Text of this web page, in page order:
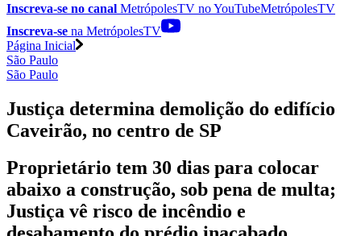
Inscreva-se no canal MetrópolesTV noYouTubeMetrópolesTV
Inscreva-se na MetrópolesTV
Página Inicial
São Paulo
São Paulo
Justiça determina demolição do edifício
Caveirão, no centro de SP
Proprietário tem 30 dias para colocar
abaixo a construção, sob pena de multa;
Justiça vê risco de incêndio e